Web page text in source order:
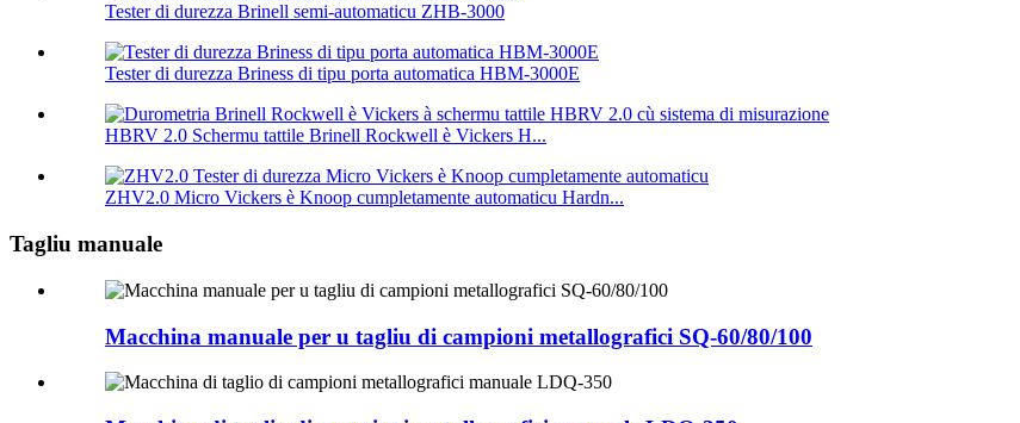
Tester di durezza Brinell semi-automaticu ZHB-3000
Tester di durezza Briness di tipu porta automatica HBM-3000E
HBRV 2.0 Schermu tattile Brinell Rockwell è Vickers H...
ZHV2.0 Micro Vickers è Knoop cumpletamente automaticu Hardn...
Tagliu manuale
Macchina manuale per u tagliu di campioni metallografici SQ-60/80/100